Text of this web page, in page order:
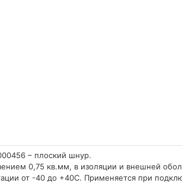
– плоский шнур.
0,75 кв.мм, в изоляции и внешней
от -40 до +40С. Применяется при